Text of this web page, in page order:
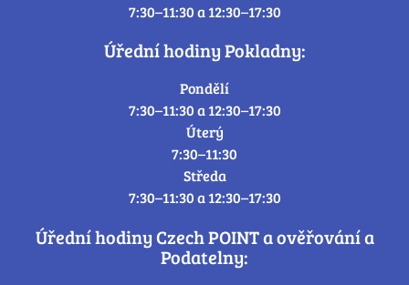
7:30–11:30 a 12:30–17:30
Úřední hodiny Pokladny:
Pondělí
7:30–11:30 a 12:30–17:30
Úterý
7:30–11:30
Středa
7:30–11:30 a 12:30–17:30
Úřední hodiny Czech POINT a ověřování a
Podatelny: